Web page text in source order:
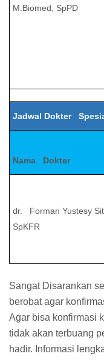
M.Biomed, SpPD
Jadwal Dokter
Nama Dokter
dr. Forman Yustesy
SpKFR
Sangat Disarankan
berobat agar
Agar bisa konfirmasi
tidak akan terbuang
hadir. Informasi